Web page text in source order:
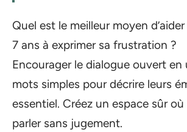
Quel est le meilleur moyen
7 ans à exprimer sa frustration ?
Encourager le dialogue ouvert en
mots simples pour décrire leurs
essentiel. Créez un espace sûr
parler sans jugement.